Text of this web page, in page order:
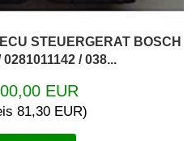
STEUERGERAT BOSCH
/ 038...
EUR
81,30 EUR)